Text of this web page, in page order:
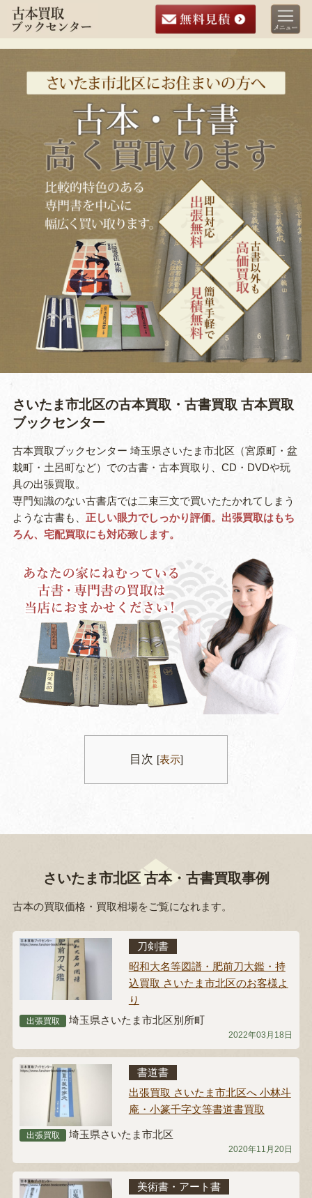
さいたま市北区の古本買取・古書買取 古本買取
ブックセンター
古本買取ブックセンター 埼玉県さいたま市北区（宮原町・盆
栽町・土呂町など）での古書・古本買取り、CD・DVDや玩
具の出張買取。
専門知識のない古書店では二束三文で買いたたかれてしまう
ような古書も、 正しい眼力でしっかり評価。出張買取はもち
ろん、宅配買取にも対応致します。
目次 [表示]
さいたま市北区 古本・古書買取事例
古本の買取価格・買取相場をご覧になれます。
刀剣書
昭和大名等図譜・肥前刀大鑑・持
込買取 さいたま市北区のお客様よ
り
出張買取 埼玉県さいたま市北区別所町
2022年03月18日
書道書
出張買取 さいたま市北区へ 小林斗
庵・小篆千字文等書道書買取
出張買取 埼玉県さいたま市北区
2020年11月20日
美術書・アート書